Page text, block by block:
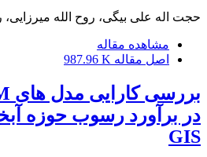
حجت اله علی بیگی، روح الله
مشاهده مقاله
اصل مقاله 987.96 K
در برآورد رسوب حوزه
GIS